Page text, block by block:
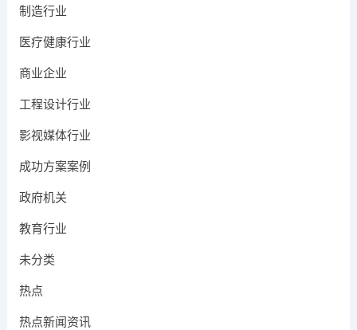
制造行业
医疗健康行业
商业企业
工程设计行业
影视媒体行业
成功方案案例
政府机关
教育行业
未分类
热点
热点新闻资讯